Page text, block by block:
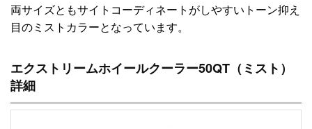
両サイズともサイトコーディネートがしやすいトーン抑え
目のミストカラーとなっています。
エクストリームホイールクーラー50QT（ミスト）
詳細